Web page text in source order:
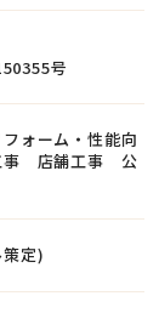
号
ォーム・性能向
事 店舗工事 公
定)